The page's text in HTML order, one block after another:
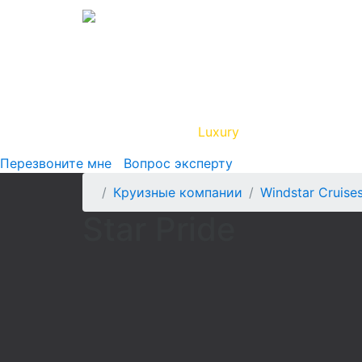
Luxury
Перезвоните мне
Вопрос эксперту
Круизные компании
Windstar